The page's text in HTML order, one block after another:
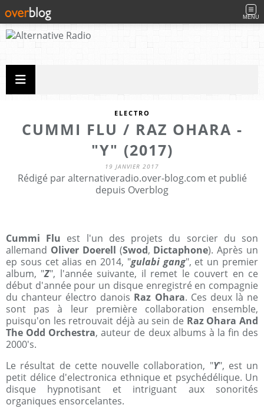
MENU
ELECTRO
CUMMI FLU / RAZ OHARA -
"Y" (2017)
19 JANVIER 2017
Rédigé par alternativeradio.over-blog.com et publié
depuis Overblog
Cummi Flu est l'un des projets du sorcier du son
allemand Oliver Doerell (Swod, Dictaphone). Après un
ep sous cet alias en 2014, "gulabi gang", et un premier
album, "Z", l'année suivante, il remet le couvert en ce
début d'année pour un disque enregistré en compagnie
du chanteur électro danois Raz Ohara. Ces deux là ne
sont pas à leur première collaboration ensemble,
puisqu'on les retrouvait déjà au sein de Raz Ohara And
The Odd Orchestra, auteur de deux albums à la fin des
2000's.
Le résultat de cette nouvelle collaboration, "Y", est un
petit délice d'electronica ethnique et psychédélique. Un
disque hypnotisant et intriguant aux sonorités
organiques ensorcelantes.